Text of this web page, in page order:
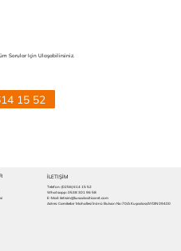
Sorular Için Ulaşabilirsiniz.
15 52
İLETIŞİM
Telefon: (0256) 614 15 52
Whatsapp: 0538 301 96 58
E-Mail: iletisim@kusadasiticaret.com
Adres: Camikebir Mahallesi İnönü Bulvarı No:70/A Kuşadası/AYDIN 09400